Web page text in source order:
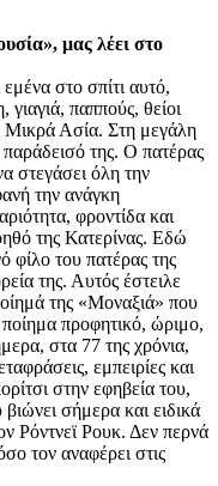
μας λέει στο
στο σπίτι αυτό,
παππούς, θείοι
Μικρά Ασία. Στη μεγάλη
της. Ο πατέρας
στεγάσει όλη την
την ανάγκη
φροντίδα και
της Κατερίνας. Εδώ
φίλο του πατέρας της
της. Αυτός έστειλε
της «Μοναξιά» που
προφητικό, ώριμο,
στα 77 της χρόνια,
εμπειρίες και
στην εφηβεία του,
σήμερα και ειδικά
Ρόντνεϊ Ρουκ. Δεν περνά
τον αναφέρει στις